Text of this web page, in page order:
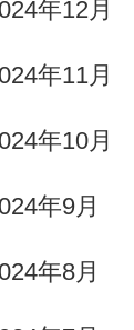
年12月
年11月
年10月
年9月
年8月